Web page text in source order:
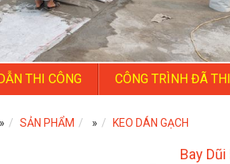
THI CÔNG CÔNG TRÌNH ĐÃ
» SẢN PHẨM » KEO DÁN GẠCH
Bay